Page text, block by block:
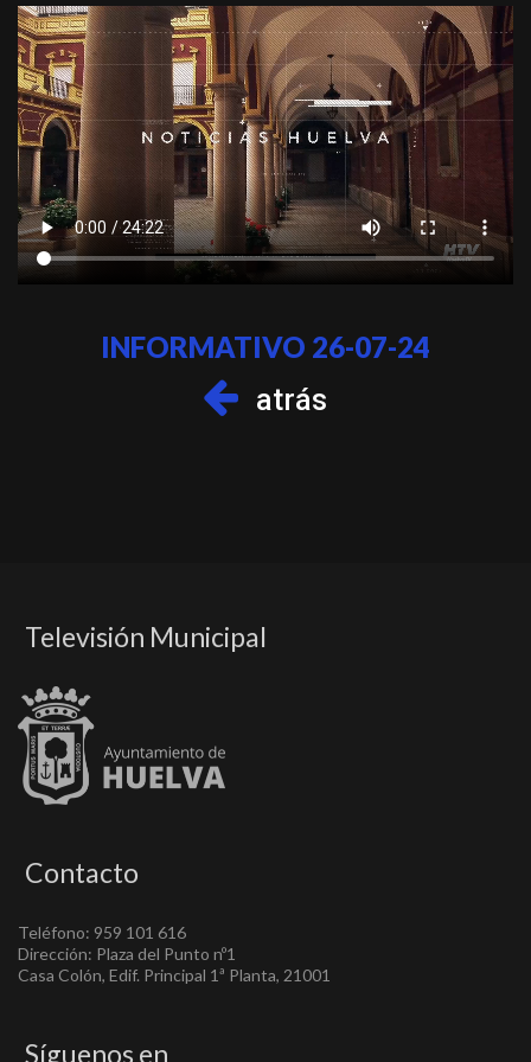
INFORMATIVO 26-07-24
atrás
Televisión Municipal
Contacto
Teléfono: 959 101 616
Dirección: Plaza del Punto nº1
Casa Colón, Edif. Principal 1ª Planta, 21001
Síguenos en